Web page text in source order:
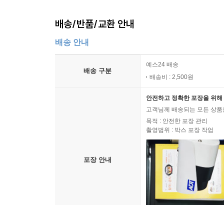
배송/반품/교환 안내
배송 안내
배송 구분
예스24 배송
배송비 : 2,500원
포장 안내
안전하고 정확한 포장을 위
고객님께 배송되는 모든 상
목적 : 안전한 포장 관리
촬영범위 : 박스 포장 작업